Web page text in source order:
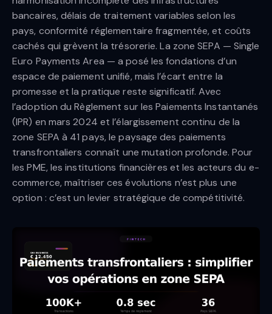
bancaires, délais de traitement variables selon les
pays, conformité réglementaire fragmentée, et coûts
cachés qui grèvent la trésorerie. La zone SEPA — Single
Euro Payments Area — a posé les fondations d’un
espace de paiement unifié, mais l’écart entre la
promesse et la pratique reste significatif. Avec
l’adoption du Règlement sur les Paiements Instantanés
(IPR) en mars 2024 et l’élargissement continu de la
zone SEPA à 41 pays, le paysage des paiements
transfrontaliers connaît une mutation profonde. Pour
les PME, les institutions financières et les acteurs du e-
commerce, maîtriser ces évolutions n’est plus une
option : c’est un levier stratégique de compétitivité.